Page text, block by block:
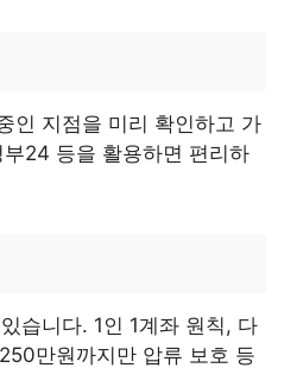
인 지점을 미리 확인하고 가
24 등을 활용하면 편리하
습니다. 1인 1계좌 원칙, 다
만원까지만 압류 보호 등